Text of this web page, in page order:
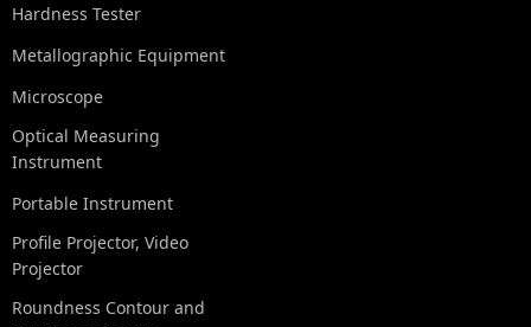
Hardness Tester
Metallographic Equipment
Microscope
Optical Measuring
Instrument
Portable Instrument
Profile Projector, Video
Projector
Roundness Contour and